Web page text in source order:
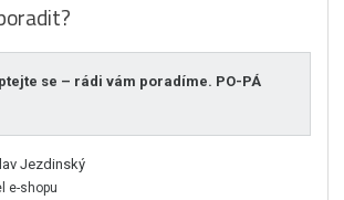
se – rádi vám poradíme. PO-PÁ
Jezdinský
e-shopu